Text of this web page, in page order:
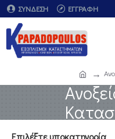
ΣΎΝΔΕΣΗ ΕΓΓΡΑΦΉ
Επιλέξτε υποκατηγορία